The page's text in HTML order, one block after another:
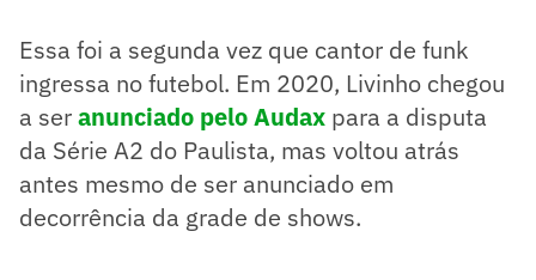
Essa foi a segunda vez que cantor de funk
ingressa no futebol. Em 2020, Livinho chegou
a seranunciado pelo Audax para a disputa
da Série A2 do Paulista, mas voltou atrás
antes mesmo de ser anunciado em
decorrência da grade de shows.